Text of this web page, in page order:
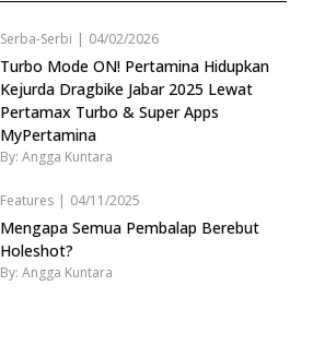
Serba-Serbi | 04/02/2026
Turbo Mode ON! Pertamina Hidupkan
Kejurda Dragbike Jabar 2025 Lewat
Pertamax Turbo & Super Apps
MyPertamina
By: Angga Kuntara
Features | 04/11/2025
Mengapa Semua Pembalap Berebut
Holeshot?
By: Angga Kuntara